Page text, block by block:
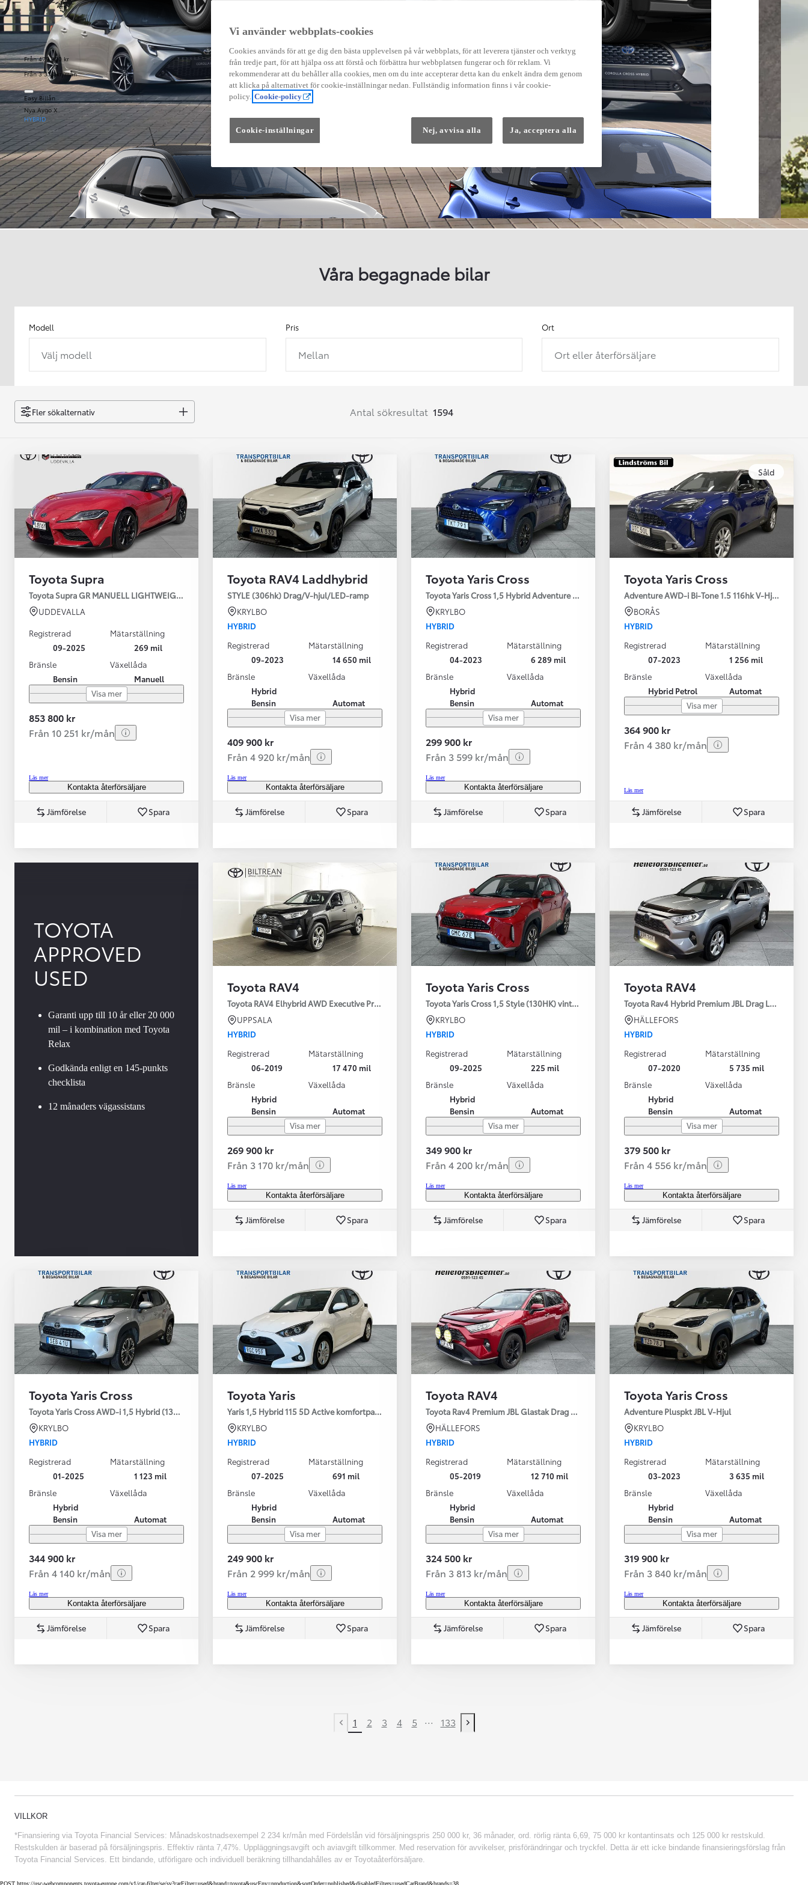
Från 479 900 kr
Från 3 333 kr/mån
Easy Billån
Från 569 900 kr
Från 3 958 kr/mån
Nya Aygo X
HYBRID
Från 238 900 kr
Easy Billån
HYBRID
GR Yaris
BENSIN
Från 599 900 kr
Corolla
HYBRID
Från 324 900 kr
Från 3 194 kr/mån
HYBRID
Från 360 900 kr
Från 3 548 kr/mån
Easy Billån
Toyota C-HR
HYBRID & LADDHYBRID
Från 350 900 kr
Från 3 450 kr/mån
Easy Billån
Nya GR GT
The soul lives on
Vi har Sveriges mest nöjda
Toyota
När varje jobb
Våra begagnade bilar
Modell
Välj modell
Pris
Mellan
Ort
Ort eller återförsäljare
Fler sökalternativ Antal sökresultat 1594
Toyota Supra
Toyota Supra GR MANUELL LIGHTWEIGHT EVO / OMG LEV! MOMSBIL!
UDDEVALLA
Registrerad
09-2025
Mätarställning
269 mil
Bränsle
Bensin
Växellåda
Manuell
Visa mer
853 800 kr
Från 10 251 kr/mån
Läs mer
Kontakta återförsäljare
Jämförelse Spara
Toyota RAV4 Laddhybrid
STYLE (306hk) Drag/V-hjul/LED-ramp
KRYLBO
HYBRID
Registrerad
09-2023
Mätarställning
14 650 mil
Bränsle
Hybrid
Bensin
Växellåda
Automat
Visa mer
409 900 kr
Från 4 920 kr/mån
Läs mer
Kontakta återförsäljare
Jämförelse Spara
Toyota Yaris Cross
Toyota Yaris Cross 1,5 Hybrid Adventure Drag V-Hjul
KRYLBO
HYBRID
Registrerad
04-2023
Mätarställning
6 289 mil
Bränsle
Hybrid
Bensin
Växellåda
Automat
Visa mer
299 900 kr
Från 3 599 kr/mån
Läs mer
Kontakta återförsäljare
Jämförelse Spara
Såld
Toyota Yaris Cross
Adventure AWD-i Bi-Tone 1.5 116hk V-Hjul Drag
BORÅS
HYBRID
Registrerad
07-2023
Mätarställning
1 256 mil
Bränsle
Hybrid Petrol
Växellåda
Automat
Visa mer
364 900 kr
Från 4 380 kr/mån
Läs mer
Jämförelse Spara
TOYOTA
APPROVED
USED
Garanti upp till 10 år eller 20 000
mil – i kombination med Toyota
Relax
Godkända enligt en 145-punkts
checklista
12 månaders vägassistans
Toyota RAV4
Toyota RAV4 Elhybrid AWD Executive Premium Drag 360-kamera JBL
UPPSALA
HYBRID
Registrerad
06-2019
Mätarställning
17 470 mil
Bränsle
Hybrid
Bensin
Växellåda
Automat
Visa mer
269 900 kr
Från 3 170 kr/mån
Läs mer
Kontakta återförsäljare
Jämförelse Spara
Toyota Yaris Cross
Toyota Yaris Cross 1,5 Style (130HK) vinterhjul
KRYLBO
HYBRID
Registrerad
09-2025
Mätarställning
225 mil
Bränsle
Hybrid
Bensin
Växellåda
Automat
Visa mer
349 900 kr
Från 4 200 kr/mån
Läs mer
Kontakta återförsäljare
Jämförelse Spara
Toyota RAV4
Toyota Rav4 Hybrid Premium JBL Drag Led ramp
HÄLLEFORS
HYBRID
Registrerad
07-2020
Mätarställning
5 735 mil
Bränsle
Hybrid
Bensin
Växellåda
Automat
Visa mer
379 500 kr
Från 4 556 kr/mån
Läs mer
Kontakta återförsäljare
Jämförelse Spara
Toyota Yaris Cross
Toyota Yaris Cross AWD-i 1,5 Hybrid (130HK) Style V-hjul
KRYLBO
HYBRID
Registrerad
01-2025
Mätarställning
1 123 mil
Bränsle
Hybrid
Bensin
Växellåda
Automat
Visa mer
344 900 kr
Från 4 140 kr/mån
Läs mer
Kontakta återförsäljare
Jämförelse Spara
Toyota Yaris
Yaris 1,5 Hybrid 115 5D Active komfortpaket
KRYLBO
HYBRID
Registrerad
07-2025
Mätarställning
691 mil
Bränsle
Hybrid
Bensin
Växellåda
Automat
Visa mer
249 900 kr
Från 2 999 kr/mån
Läs mer
Kontakta återförsäljare
Jämförelse Spara
Toyota RAV4
Toyota Rav4 Premium JBL Glastak Drag Motorv Vhjul
HÄLLEFORS
HYBRID
Registrerad
05-2019
Mätarställning
12 710 mil
Bränsle
Hybrid
Bensin
Växellåda
Automat
Visa mer
324 500 kr
Från 3 813 kr/mån
Läs mer
Kontakta återförsäljare
Jämförelse Spara
Toyota Yaris Cross
Adventure Pluspkt JBL V-Hjul
KRYLBO
HYBRID
Registrerad
03-2023
Mätarställning
3 635 mil
Bränsle
Hybrid
Bensin
Växellåda
Automat
Visa mer
319 900 kr
Från 3 840 kr/mån
Läs mer
Kontakta återförsäljare
Jämförelse Spara
Previous page
1 2 3 4 5 ... 133
Next page
VILLKOR
*Finansiering via Toyota Financial Services: Månadskostnadsexempel 2 234 kr/mån med Fördelslån vid försäljningspris 250 000 kr, 36 månader, ord. rörlig ränta 6,69, 75 000 kr kontantinsats och 125 000 kr restskuld.
Restskulden är baserad på försäljningspris. Effektiv ränta 7,47%. Uppläggningsavgift och aviavgift tillkommer. Med reservation för avvikelser, prisförändringar och tryckfel. Detta är ett icke bindande finansieringsförslag från
Toyota Financial Services. Ett bindande, utförligare och individuell beräkning tillhandahålles av er Toyotaåterförsäljare.
POST https://usc-webcomponents.toyota-europe.com/v1/car-filter/se/sv?carFilter=used&brand=toyota&uscEnv=production&sortOrder=published&disabledFilters=usedCarBrand&brands=38
Vi använder webbplats-cookies
Cookies används för att ge dig den bästa upplevelsen på vår webbplats, för att leverera tjänster och verktyg
från tredje part, för att hjälpa oss att förstå och förbättra hur webbplatsen fungerar och för reklam. Vi
rekommenderar att du behåller alla cookies, men om du inte accepterar detta kan du enkelt ändra dem genom
att klicka på alternativet för cookie-inställningar nedan. Fullständig information finns i vår cookie-
policy. Cookie-policy
Cookie-inställningar Nej, avvisa alla Ja, acceptera alla